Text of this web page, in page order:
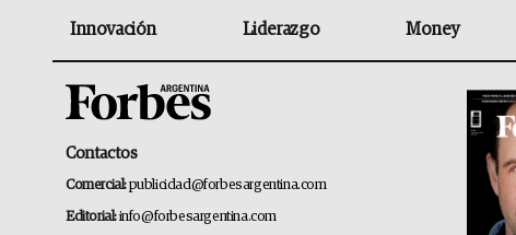
Innovación Liderazgo Money
Contactos
Comercial:publicidad@forbesargentina.com
Editorial:info@forbesargentina.com